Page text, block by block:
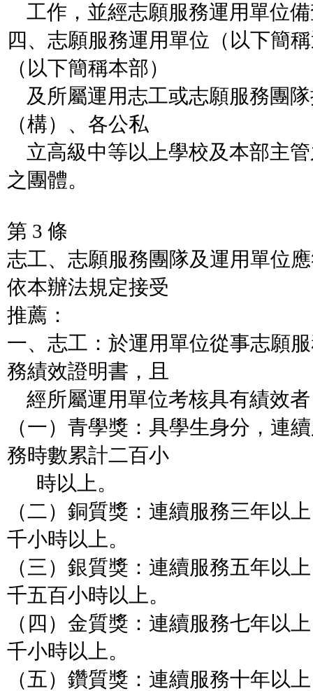
工作，並經志願服務運用單位
四、志願服務運用單位（以下簡
（以下簡稱本部）
及所屬運用志工或志願服務團
（構）、各公私
立高級中等以上學校及本部主
之團體。
第 3 條
志工、志願服務團隊及運用單位
依本辦法規定接受
推薦：
一、志工：於運用單位從事志願
務績效證明書，且
經所屬運用單位考核具有績效
（一）青學獎：具學生身分，連
務時數累計二百小
時以上。
（二）銅質獎：連續服務三年以
千小時以上。
（三）銀質獎：連續服務五年以
千五百小時以上。
（四）金質獎：連續服務七年以
千小時以上。
（五）鑽質獎：連續服務十年以